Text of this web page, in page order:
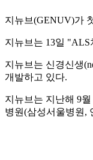
지뉴브(GENUV)가
지뉴브는 13일
지뉴브는 신경신생
개발하고 있다.
지뉴브는 지난해 9
병원(삼성서울병원,